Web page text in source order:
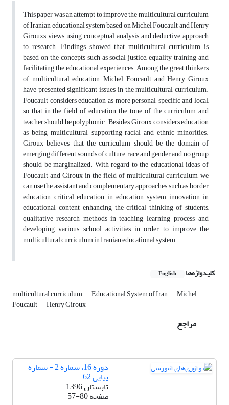
This paper was an attempt to improve the multicultural curriculum
of Iranian educational system based on Michel Foucault and Henry
Girouxs views, using conceptual analysis and deductive approach
to research. Findings showed that multicultural curriculum is
based on the concepts such as social justice, equality training and
facilitating the educational experiences. Among the great thinkers
of multicultural education, Michel Foucault and Henry Giroux
have presented significant issues in the multicultural curriculum.
Foucault considers education as more personal, specific and local,
so that in the field of education, the tone of the curriculum and
teacher should be polyphonic. Besides, Giroux considers education
as being multicultural, supporting racial and ethnic minorities.
Giroux believes that the curriculum should be the domain of
emerging different sounds of culture, race and gender and no group
should be marginalized. With regard to the educational ideas of
Foucault and Giroux in the field of multicultural curriculum, we
can use the assistant and complementary approaches such as, border
education, critical education in education system, innovation in
educational content, enhancing the critical thinking of students,
qualitative research methods in teaching-learning process, and
developing various school activities in order to improve the
multicultural curriculum in Iranian educational system.
کلیدواژه‌ها English
multicultural curriculum Educational System of Iran Michel
Foucault Henry Giroux
مراجع
دوره 16، شماره 2 - شماره
پیاپی 62
تابستان 1396
صفحه57-80